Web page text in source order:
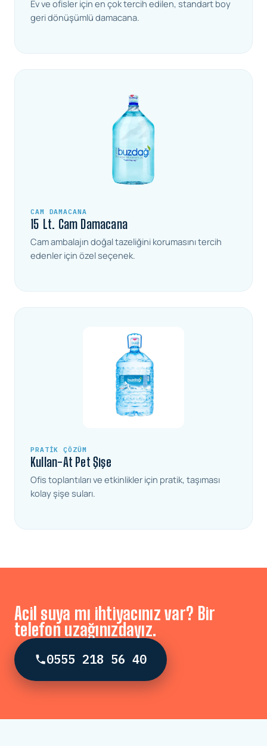
Ev ve ofisler için en çok tercih edilen, standart boy
geri dönüşümlü damacana.
CAM DAMACANA
15 Lt. Cam Damacana
Cam ambalajın doğal tazeliğini korumasını tercih
edenler için özel seçenek.
PRATIK ÇÖZÜM
Kullan-At Pet Şişe
Ofis toplantıları ve etkinlikler için pratik, taşıması
kolay şişe suları.
Acil suya mı ihtiyacınız var? Bir
telefon uzağınızdayız.
0555 218 56 40